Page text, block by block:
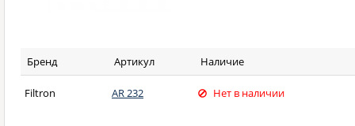
Бренд Артикул Наличие
Filtron AR 232 Нет в наличии